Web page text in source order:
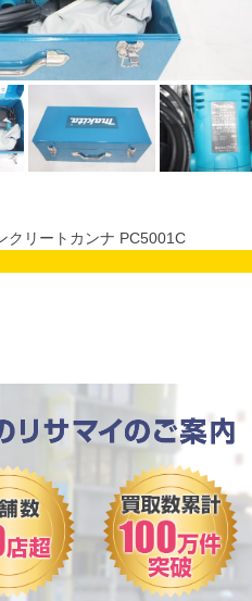
クリートカンナ PC5001C